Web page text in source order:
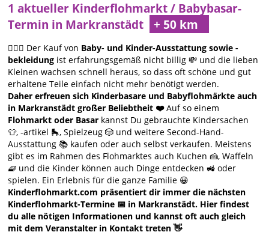
1 aktueller Kinderflohmarkt / Babybasar-
Termin in Markranstädt
🙋🏻‍♀️ Der Kauf von Baby- und Kinder-Ausstattung sowie -
bekleidung ist erfahrungsgemäß nicht billig 💸 und die lieben
Kleinen wachsen schnell heraus, so dass oft schöne und gut
erhaltene Teile einfach nicht mehr benötigt werden.
Daher erfreuen sich Kinderbasare und Babyflohmärkte auch
in Markranstädt großer Beliebtheit ❤️Auf so einem
Flohmarkt oder Basar kannst Du gebrauchte Kindersachen
👕, -artikel 🛼, Spielzeug 🎲 und weitere Second-Hand-
Ausstattung 📚 kaufen oder auch selbst verkaufen. Meistens
gibt es im Rahmen des Flohmarktes auch Kuchen 🍰, Waffeln
🧇 und die Kinder können auch Dinge entdecken 🚜 oder
spielen. Ein Erlebnis für die ganze Familie 😀
Kinderflohmarkt.com präsentiert dir immer die nächsten
Kinderflohmarkt-Termine 📅 in Markranstädt. Hier findest
du alle nötigen Informationen und kannst oft auch gleich
mit dem Veranstalter in Kontakt treten 👋